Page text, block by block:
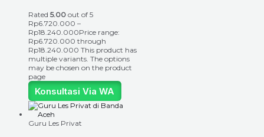
Rated 5.00 out of 5
Rp6.720.000 –
Rp18.240.000Price range:
Rp6.720.000 through
Rp18.240.000 This product has
multiple variants. The options
may be chosen on the product
page
Konsultasi Via WA
Guru Les Privat